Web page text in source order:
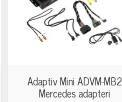
Adaptiv Mini ADVM-MB2
Mercedes adapteri